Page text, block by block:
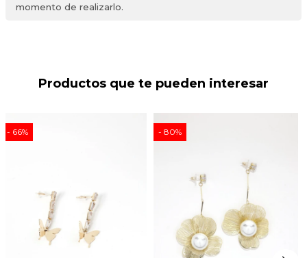
momento de realizarlo.
Productos que te pueden interesar
66 80